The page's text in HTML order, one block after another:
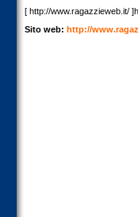
[ http://www.ragazzieweb.it/
Sito web: http://